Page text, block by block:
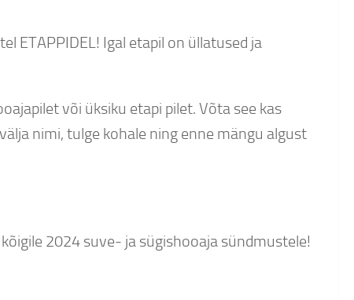
ETAPPIDEL! Igal etapil on üllatused ja
või üksiku etapi pilet. Võta see kas
nimi, tulge kohale ning enne mängu algust
2024 suve- ja sügishooaja sündmustele!